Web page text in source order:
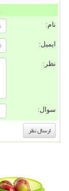
نام:
ایمیل:
نظر:
سوال: